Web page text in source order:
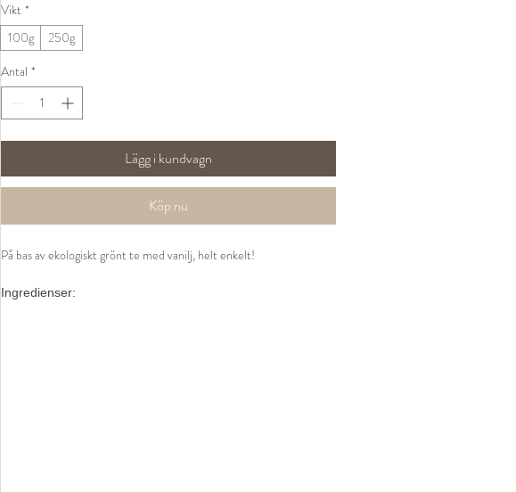
Vikt *
100g
250g
Antal *
Lägg i kundvagn
Köp nu
På bas av ekologiskt grönt te med vanilj, helt enkelt!
Ingredienser: